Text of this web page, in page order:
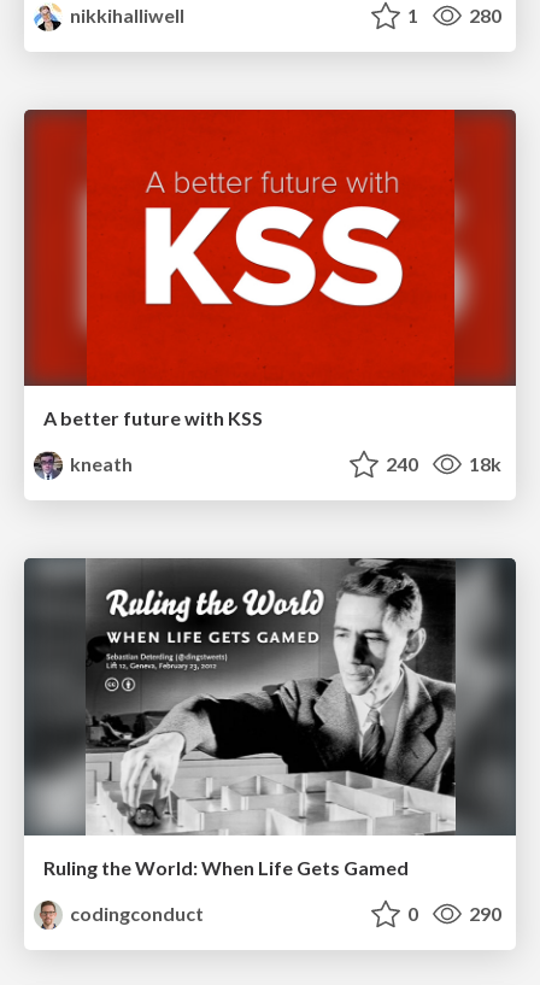
nikkihalliwell
1 280
A better future with KSS
kneath
240 18k
Ruling the World: When Life Gets Gamed
codingconduct
0 290